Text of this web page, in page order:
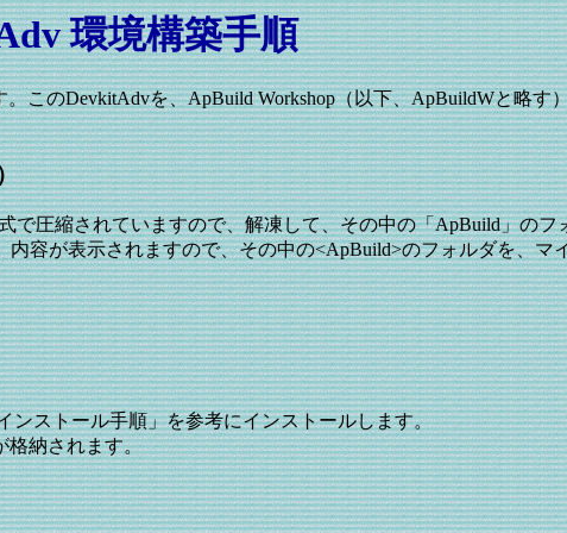
環境構築手順
のDevkitAdvを、ApBuild Workshop（以下、ApBuildWと略す
圧縮されていますので、解凍して、その中の「ApBuild」の
容が表示されますので、その中の<ApBuild>のフォルダを、マ
ンストール手順」を参考にインストールします。
格納されます。